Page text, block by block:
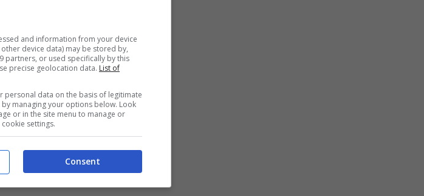
segue le vicende della
l’anno scorso ed è
della televisione, un
e caratteristica. Ha avuto
iniziato la carriera negli
Mentre ha avuto dei ruoli
Washinghton.
and information from your device
device data) may be stored by,
partners, or used specifically by this
precise geolocation data. List of
personal data on the basis of legitimate
managing your options below. Look
or in the site menu to manage or
settings.
Consent